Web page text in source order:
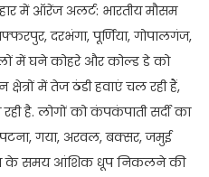
में ऑरेंज अलर्ट: भारतीय मौसम
दरभंगा, पूर्णिया, गोपालगंज,
में घने कोहरे और कोल्ड डे को
में तेज ठंडी हवाएं चल रही हैं,
है. लोगों को कंपकंपाती सर्दी का
गया, अरवल, बक्सर, जमुई
के समय आंशिक धूप निकलने की